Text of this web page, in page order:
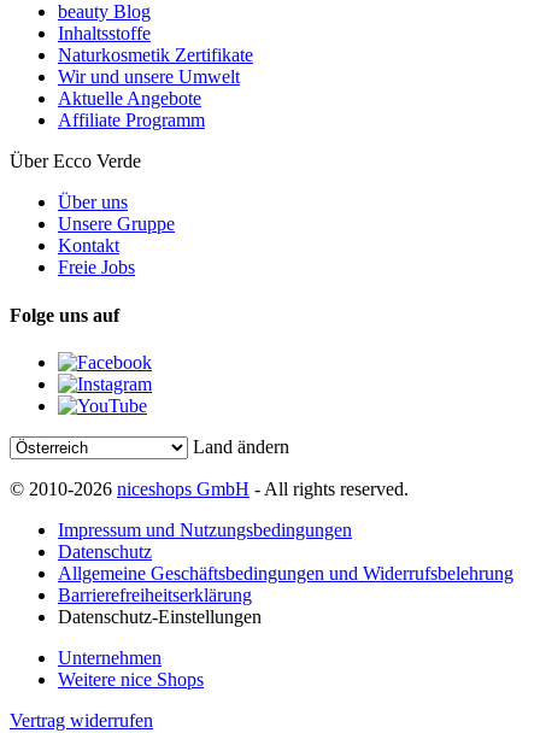
beauty Blog
Inhaltsstoffe
Naturkosmetik Zertifikate
Wir und unsere Umwelt
Aktuelle Angebote
Affiliate Programm
Über Ecco Verde
Über uns
Unsere Gruppe
Kontakt
Freie Jobs
Folge uns auf
Land ändern
© 2010-2026 niceshops GmbH - All rights reserved.
Impressum und Nutzungsbedingungen
Datenschutz
Allgemeine Geschäftsbedingungen und Widerrufsbelehrung
Barrierefreiheitserklärung
Datenschutz-Einstellungen
Unternehmen
Weitere nice Shops
Vertrag widerrufen